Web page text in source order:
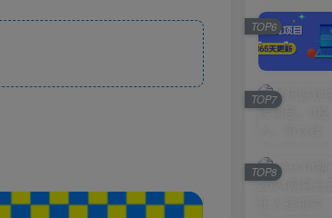
TOP6
TOP7
TOP8